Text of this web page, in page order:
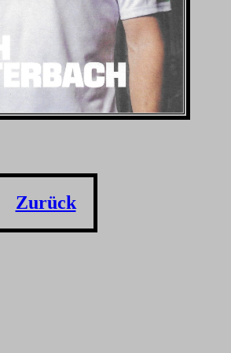
Zurück